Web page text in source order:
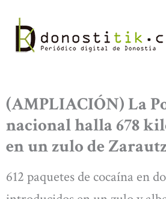
contenido
(AMPLIACIÓN) La
nacional halla 678
en un zulo de
612 paquetes de cocaína en